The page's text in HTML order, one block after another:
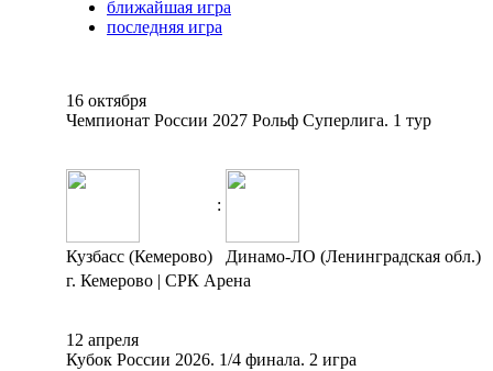
ближайшая игра
последняя игра
16 октября
Чемпионат России 2027 Рольф Суперлига. 1 тур
:
Кузбасс (Кемерово)
Динамо-ЛО (Ленинградская обл.)
г. Кемерово | СРК Арена
12 апреля
Кубок России 2026. 1/4 финала. 2 игра